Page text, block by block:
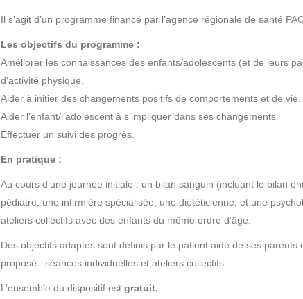
Il s’agit d’un programme financé par l’agence régionale de santé
Les objectifs du programme :
Améliorer les connaissances des enfants/adolescents (et de leurs
d’activité physique.
Aider à initier des changements positifs de comportements et de vie.
Aider l’enfant/l’adolescent à s’impliquer dans ses changements.
Effectuer un suivi des progrès.
En pratique :
Au cours d’une journée initiale : un bilan sanguin (incluant le bilan
pédiatre, une infirmière spécialisée, une diététicienne, et une
ateliers collectifs avec des enfants du même ordre d’âge.
Des objectifs adaptés sont définis par le patient aidé de ses
proposé : séances individuelles et ateliers collectifs.
L’ensemble du dispositif est gratuit.